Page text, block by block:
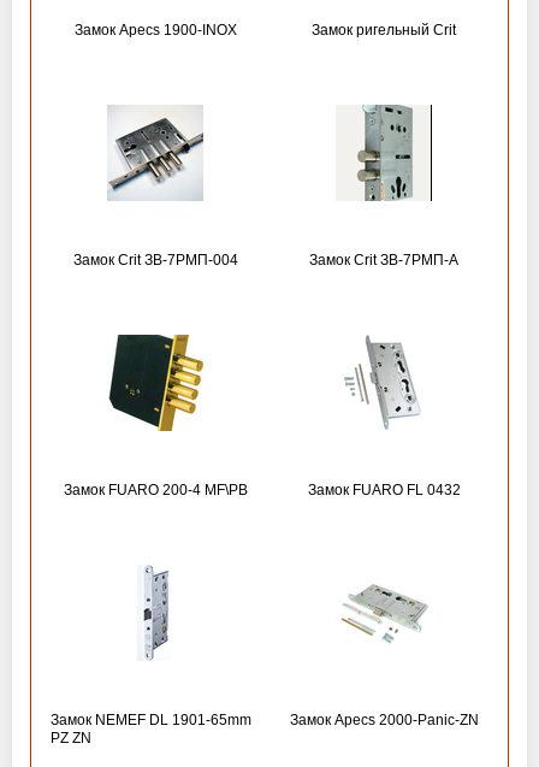
Замок Apecs 1900-INOX Замок ригельный Crit
Замок Crit ЗВ-7РМП-004 Замок Crit ЗВ-7РМП-А
Замок FUARO 200-4 MF\РВ Замок FUARO FL 0432
Замок NEMEF DL 1901-65mm
PZ ZN
Замок Apecs 2000-Panic-ZN